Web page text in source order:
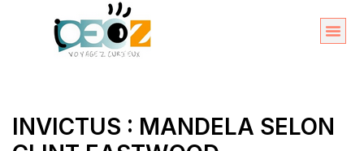
INVICTUS : MANDELA SELON